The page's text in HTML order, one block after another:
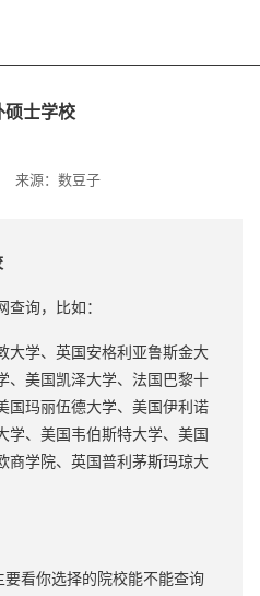
硕士学校
来源： 数豆子
询，比如：
大学、英国安格利亚鲁斯金大
、美国凯泽大学、法国巴黎十
国玛丽伍德大学、美国伊利诺
学、美国韦伯斯特大学、美国
商学院、英国普利茅斯玛琼大
看你选择的院校能不能查询